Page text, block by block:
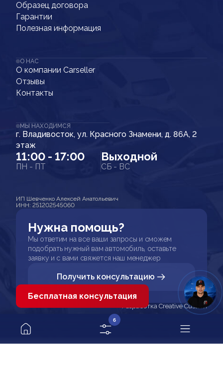
Образец договора
Гарантии
Полезная информация
О НАС
О компании Carseller
Отзывы
Контакты
МЫ НАХОДИМСЯ
г. Владивосток, ул. Красного Знамени, д. 86А, 2
этаж
11:00 - 17:00
ПН - ПТ
Выходной
СБ - ВС
ИП Шевченко Алексей Анатольевич
ИНН: 251202545060
Нужна помощь?
Мы ответим на все ваши запросы и сможем
подобрать нужный вам автомобиль, оставьте
заявку и с вами свяжется наш менеджер
Получить консультацию
Разработка Creative Custom
6
Бесплатная консультация